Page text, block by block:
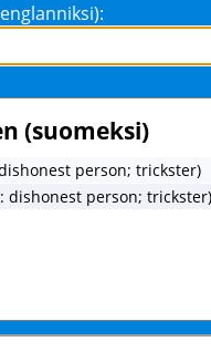
(suomeksi)
person; trickster)
: dishonest person; trickster)